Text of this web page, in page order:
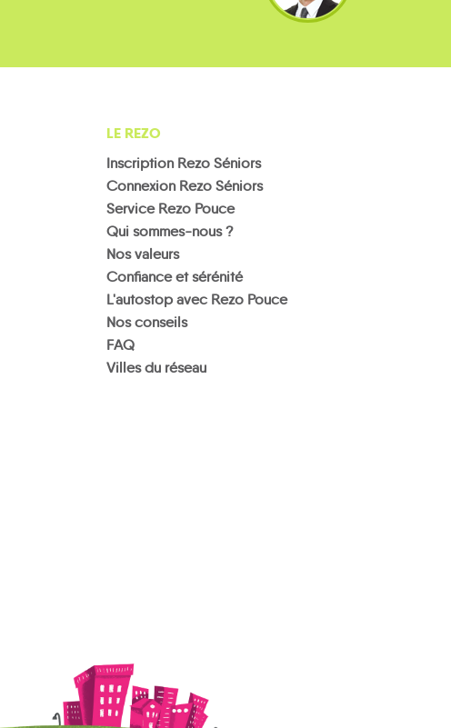
LE REZO
Inscription Rezo Séniors
Connexion Rezo Séniors
Service Rezo Pouce
Qui sommes-nous ?
Nos valeurs
Confiance et sérénité
L'autostop avec Rezo Pouce
Nos conseils
FAQ
Villes du réseau